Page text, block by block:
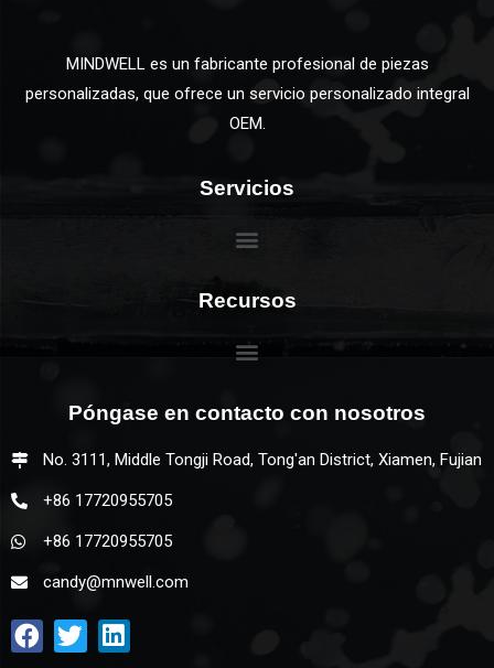
MINDWELL es un fabricante profesional de piezas
personalizadas, que ofrece un servicio personalizado integral
OEM.
Servicios
Recursos
Póngase en contacto con nosotros
No. 3111, Middle Tongji Road, Tong'an District, Xiamen, Fujian
+86 17720955705
+86 17720955705
candy@mnwell.com